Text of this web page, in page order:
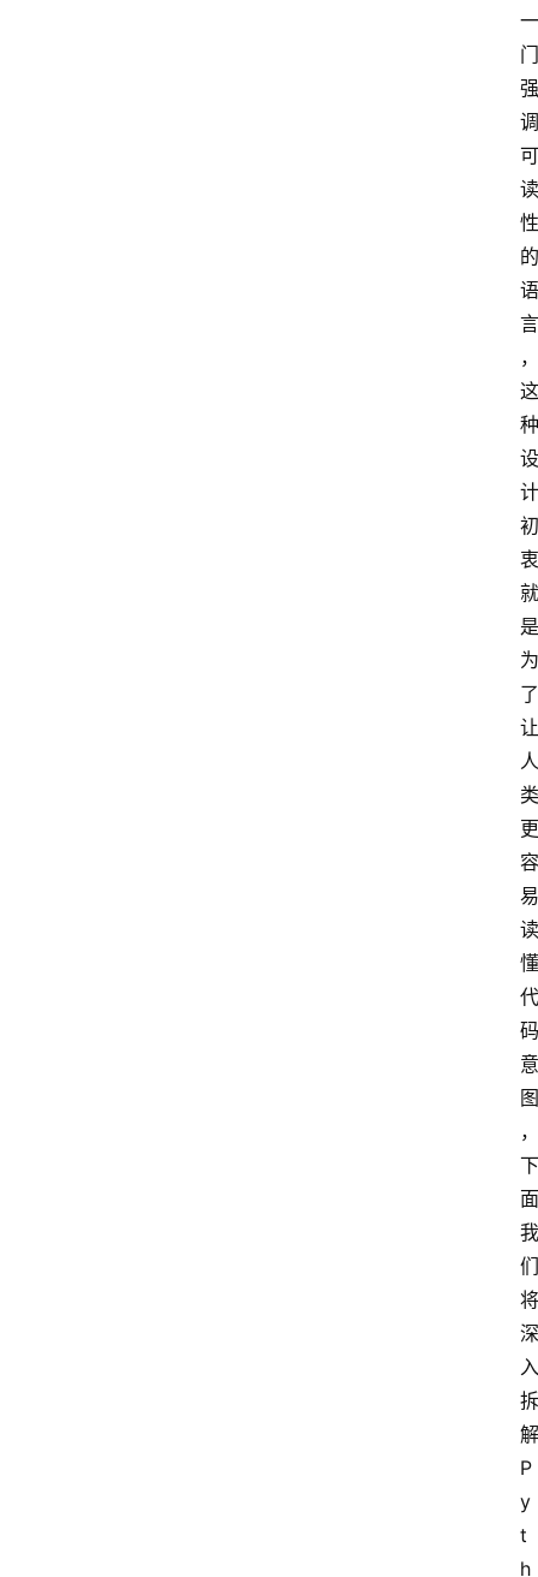
一
门
强
调
可
读
性
的
语
言
，
这
种
设
计
初
衷
就
是
为
了
让
人
类
更
容
易
读
懂
代
码
意
图
，
下
面
我
们
将
深
入
拆
解
P
y
t
h